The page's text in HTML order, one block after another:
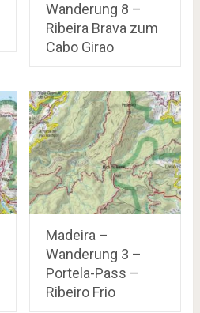
Wanderung 8 –
Ribeira Brava zum
Cabo Girao
Madeira –
Wanderung 3 –
Portela-Pass –
Ribeiro Frio